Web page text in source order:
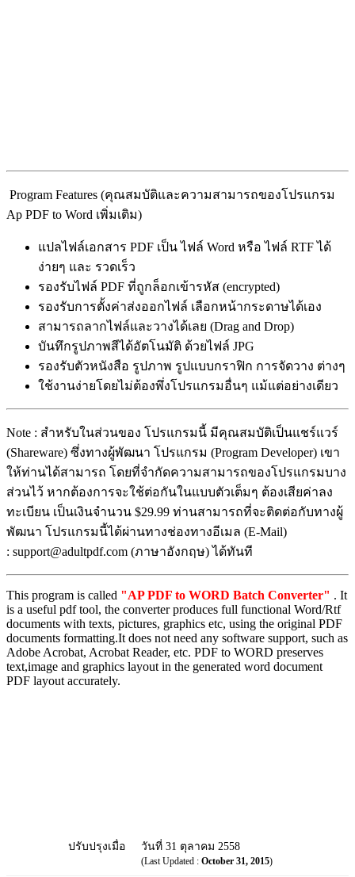
Program Features (คุณสมบัติและความสามารถของโปรแกรม
Ap PDF to Word เพิ่มเติม)
แปลไฟล์เอกสาร PDF เป็น ไฟล์ Word หรือ ไฟล์ RTF ได้
ง่ายๆ และ รวดเร็ว
รองรับไฟล์ PDF ที่ถูกล็อกเข้ารหัส (encrypted)
รองรับการตั้งค่าส่งออกไฟล์ เลือกหน้ากระดาษได้เอง
สามารถลากไฟล์และวางได้เลย (Drag and Drop)
บันทึกรูปภาพสีได้อัตโนมัติ ด้วยไฟล์ JPG
รองรับตัวหนังสือ รูปภาพ รูปแบบกราฟิก การจัดวาง ต่างๆ
ใช้งานง่ายโดยไม่ต้องพึ่งโปรแกรมอื่นๆ แม้แต่อย่างเดียว
Note : สำหรับในส่วนของ โปรแกรมนี้ มีคุณสมบัติเป็นแชร์แวร์
(Shareware) ซึ่งทางผู้พัฒนา โปรแกรม (Program Developer) เขา
ให้ท่านได้สามารถ โดยที่จำกัดความสามารถของโปรแกรมบาง
ส่วนไว้ หากต้องการจะใช้ต่อกันในแบบตัวเต็มๆ ต้องเสียค่าลง
ทะเบียน เป็นเงินจำนวน $29.99 ท่านสามารถที่จะติดต่อกับทางผู้
พัฒนา โปรแกรมนี้ได้ผ่านทางช่องทางอีเมล (E-Mail)
: support@adultpdf.com (ภาษาอังกฤษ) ได้ทันที
This program is called "AP PDF to WORD Batch Converter" . It
is a useful pdf tool, the converter produces full functional Word/Rtf
documents with texts, pictures, graphics etc, using the original PDF
documents formatting.It does not need any software support, such as
Adobe Acrobat, Acrobat Reader, etc. PDF to WORD preserves
text,image and graphics layout in the generated word document
PDF layout accurately.
ปรับปรุงเมื่อ วันที่ 31 ตุลาคม 2558
(Last Updated : October 31, 2015)